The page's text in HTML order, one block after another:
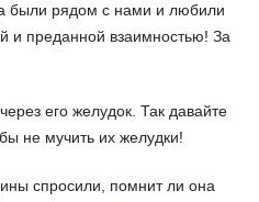
были рядом с нами и любили
и преданной взаимностью! За
его желудок. Так давайте
не мучить их желудки!
спросили, помнит ли она